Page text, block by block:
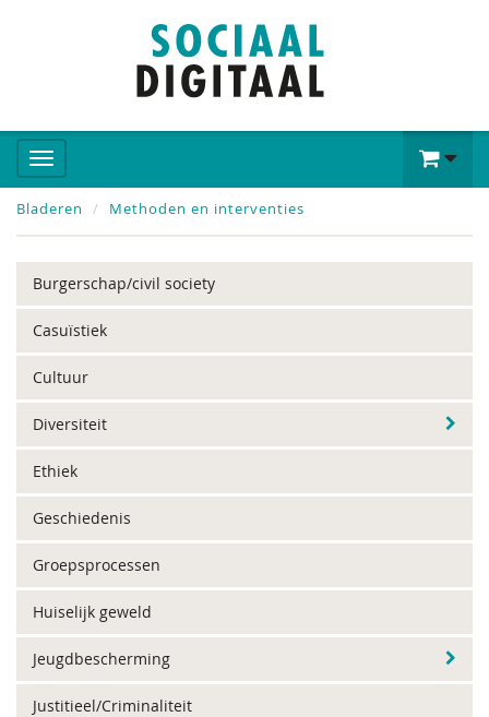
Bladeren Methoden en interventies
Burgerschap/civil society
Casuïstiek
Cultuur
Diversiteit
Ethiek
Geschiedenis
Groepsprocessen
Huiselijk geweld
Jeugdbescherming
Justitieel/Criminaliteit